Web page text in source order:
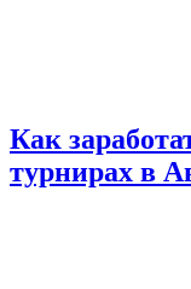
Как
турнирах в